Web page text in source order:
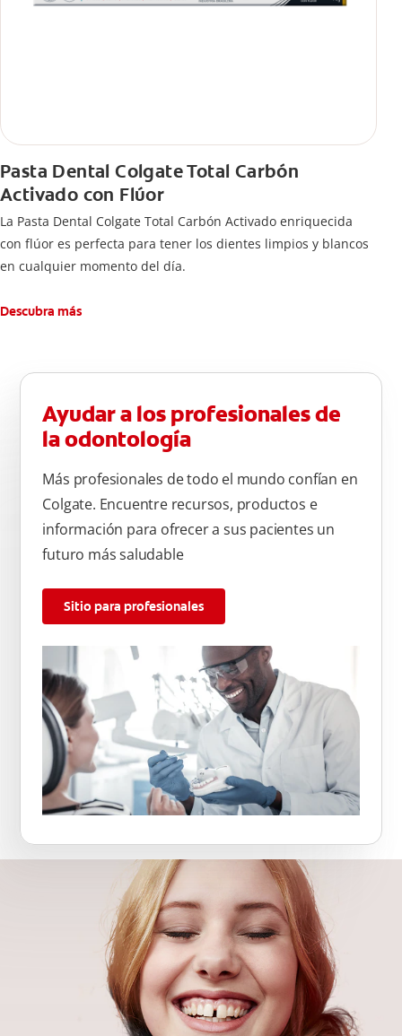
Pasta Dental Colgate Total Carbón
Activado con Flúor
La Pasta Dental Colgate Total Carbón Activado enriquecida
con flúor es perfecta para tener los dientes limpios y blancos
en cualquier momento del día.
Descubra más
Ayudar a los profesionales de
la odontología
Más profesionales de todo el mundo confían en
Colgate. Encuentre recursos, productos e
información para ofrecer a sus pacientes un
futuro más saludable
Sitio para profesionales